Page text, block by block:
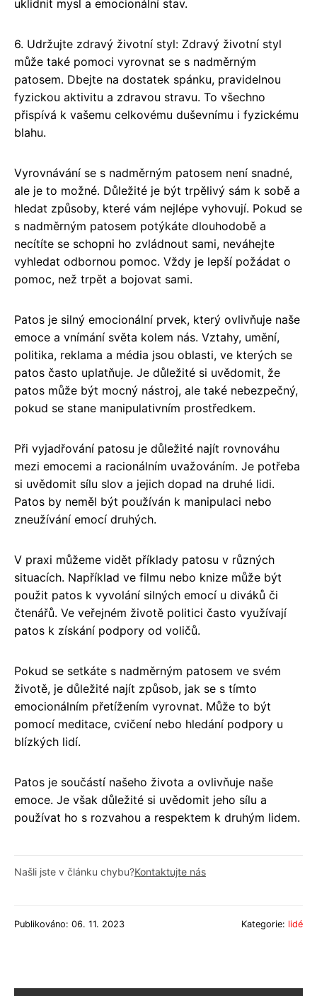
uklidnit mysl a emocionální stav.
6. Udržujte zdravý životní styl: Zdravý životní styl
může také pomoci vyrovnat se s nadměrným
patosem. Dbejte na dostatek spánku, pravidelnou
fyzickou aktivitu a zdravou stravu. To všechno
přispívá k vašemu celkovému duševnímu i fyzickému
blahu.
Vyrovnávání se s nadměrným patosem není snadné,
ale je to možné. Důležité je být trpělivý sám k sobě a
hledat způsoby, které vám nejlépe vyhovují. Pokud se
s nadměrným patosem potýkáte dlouhodobě a
necítíte se schopni ho zvládnout sami, neváhejte
vyhledat odbornou pomoc. Vždy je lepší požádat o
pomoc, než trpět a bojovat sami.
Patos je silný emocionální prvek, který ovlivňuje naše
emoce a vnímání světa kolem nás. Vztahy, umění,
politika, reklama a média jsou oblasti, ve kterých se
patos často uplatňuje. Je důležité si uvědomit, že
patos může být mocný nástroj, ale také nebezpečný,
pokud se stane manipulativním prostředkem.
Při vyjadřování patosu je důležité najít rovnováhu
mezi emocemi a racionálním uvažováním. Je potřeba
si uvědomit sílu slov a jejich dopad na druhé lidi.
Patos by neměl být používán k manipulaci nebo
zneužívání emocí druhých.
V praxi můžeme vidět příklady patosu v různých
situacích. Například ve filmu nebo knize může být
použit patos k vyvolání silných emocí u diváků či
čtenářů. Ve veřejném životě politici často využívají
patos k získání podpory od voličů.
Pokud se setkáte s nadměrným patosem ve svém
životě, je důležité najít způsob, jak se s tímto
emocionálním přetížením vyrovnat. Může to být
pomocí meditace, cvičení nebo hledání podpory u
blízkých lidí.
Patos je součástí našeho života a ovlivňuje naše
emoce. Je však důležité si uvědomit jeho sílu a
používat ho s rozvahou a respektem k druhým lidem.
Našli jste v článku chybu?Kontaktujte nás
Publikováno: 06. 11. 2023 Kategorie: lidé